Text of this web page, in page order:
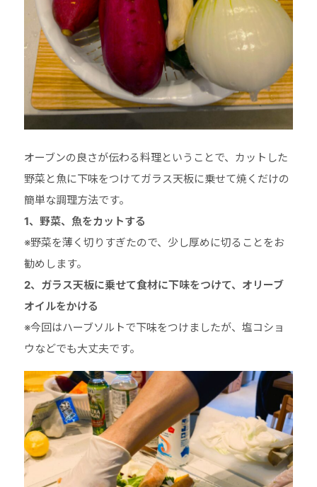
オーブンの良さが伝わる料理ということで、カットした
野菜と魚に下味をつけてガラス天板に乗せて焼くだけの
簡単な調理方法です。
1、野菜、魚をカットする
※野菜を薄く切りすぎたので、少し厚めに切ることをお
勧めします。
2、ガラス天板に乗せて食材に下味をつけて、オリーブ
オイルをかける
※今回はハーブソルトで下味をつけましたが、塩コショ
ウなどでも大丈夫です。